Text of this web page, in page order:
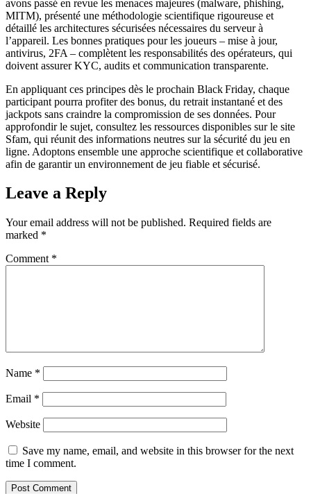
avons passé en revue les menaces majeures (malware, phishing,
MITM), présenté une méthodologie scientifique rigoureuse et
détaillé les architectures sécurisées nécessaires du serveur à
l’appareil. Les bonnes pratiques pour les joueurs – mise à jour,
antivirus, 2FA – complètent les responsabilités des opérateurs, qui
doivent assurer KYC, audits et communication transparente.
En appliquant ces principes dès le prochain Black Friday, chaque
participant pourra profiter des bonus, du retrait instantané et des
jackpots sans craindre la compromission de ses données. Pour
approfondir le sujet, consultez les ressources disponibles sur le site
Sfam, qui réunit des informations neutres sur la sécurité du jeu en
ligne. Adoptons ensemble une approche scientifique et collaborative
afin de garantir un environnement de jeu fiable et sécurisé.
Leave a Reply
Your email address will not be published. Required fields are
marked *
Comment *
Name *
Email *
Website
Save my name, email, and website in this browser for the next
time I comment.